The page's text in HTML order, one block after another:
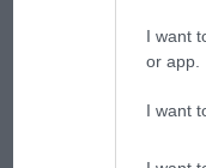
I want
or app.
I want